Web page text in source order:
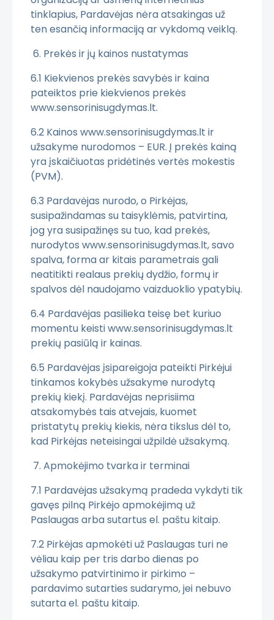
tinklapius, Pardavėjas nėra atsakingas už
ten esančią informaciją ar vykdomą veiklą.
6. Prekės ir jų kainos nustatymas
6.1 Kiekvienos prekės savybės ir kaina
pateiktos prie kiekvienos prekės
www.sensorinisugdymas.lt.
6.2 Kainos www.sensorinisugdymas.lt ir
užsakyme nurodomos – EUR. Į prekės kainą
yra įskaičiuotas pridėtinės vertės mokestis
(PVM).
6.3 Pardavėjas nurodo, o Pirkėjas,
susipažindamas su taisyklėmis, patvirtina,
jog yra susipažinęs su tuo, kad prekės,
nurodytos www.sensorinisugdymas.lt, savo
spalva, forma ar kitais parametrais gali
neatitikti realaus prekių dydžio, formų ir
spalvos dėl naudojamo vaizduoklio ypatybių.
6.4 Pardavėjas pasilieka teisę bet kuriuo
momentu keisti www.sensorinisugdymas.lt
prekių pasiūlą ir kainas.
6.5 Pardavėjas įsipareigoja pateikti Pirkėjui
tinkamos kokybės užsakyme nurodytą
prekių kiekį. Pardavėjas neprisiima
atsakomybės tais atvejais, kuomet
pristatytų prekių kiekis, nėra tikslus dėl to,
kad Pirkėjas neteisingai užpildė užsakymą.
7. Apmokėjimo tvarka ir terminai
7.1 Pardavėjas užsakymą pradeda vykdyti tik
gavęs pilną Pirkėjo apmokėjimą už
Paslaugas arba sutartus el. paštu kitaip.
7.2 Pirkėjas apmokėti už Paslaugas turi ne
vėliau kaip per tris darbo dienas po
užsakymo patvirtinimo ir pirkimo –
pardavimo sutarties sudarymo, jei nebuvo
sutarta el. paštu kitaip.